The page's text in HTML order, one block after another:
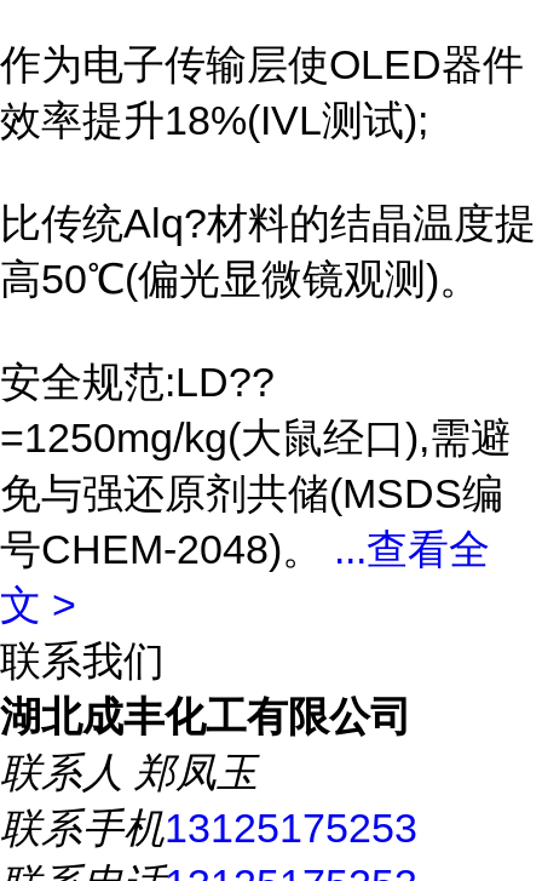
作为电子传输层使OLED器件
效率提升18%(IVL测试);
比传统Alq?材料的结晶温度提
高50℃(偏光显微镜观测)。
安全规范:LD??
=1250mg/kg(大鼠经口),需避
免与强还原剂共储(MSDS编
号CHEM-2048)。 ...查看全
文 >
联系我们
湖北成丰化工有限公司
联系人 郑凤玉
联系手机13125175253